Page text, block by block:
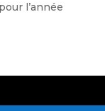
l’année